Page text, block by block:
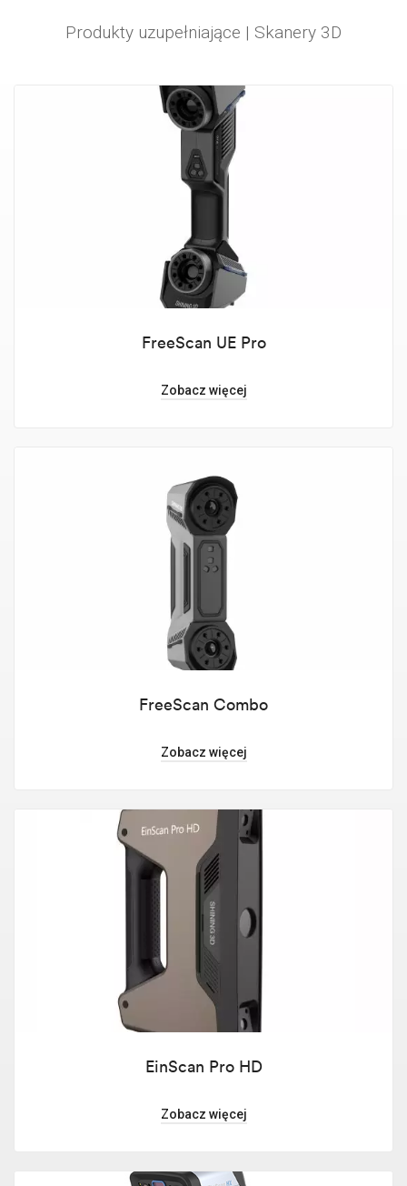
Produkty uzupełniające | Skanery 3D
FreeScan UE Pro
Zobacz więcej
FreeScan Combo
Zobacz więcej
EinScan Pro HD
Zobacz więcej